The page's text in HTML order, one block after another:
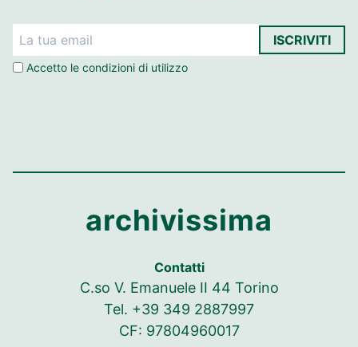
Accetto le condizioni di utilizzo
ISCRIVITI
archivissima
Contatti
C.so V. Emanuele II 44 Torino
Tel. +39 349 2887997
CF: 97804960017